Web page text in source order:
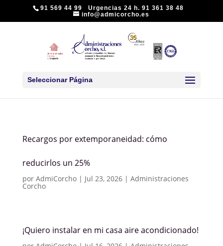
91 569 44 99 Urgencias 24 h. 91 361 38 48
info@admicorcho.es
Seleccionar Página
Recargos por extemporaneidad: cómo
reducirlos un 25%
por AdmiCorcho| Jul 23, 2026| Administraciones
Corcho
¡Quiero instalar en mi casa aire acondicionado!